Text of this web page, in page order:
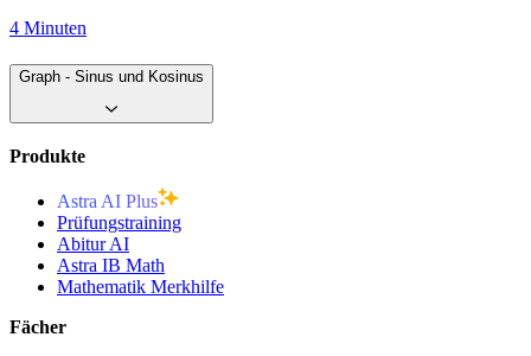
4 Minuten
Graph - Sinus und Kosinus
Produkte
Astra AI Plus
Prüfungstraining
Abitur AI
Astra IB Math
Mathematik Merkhilfe
Fächer